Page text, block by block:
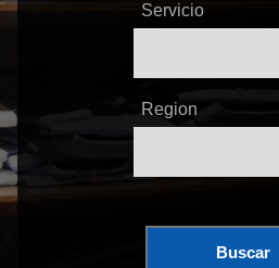
Servicio
Region
Buscar